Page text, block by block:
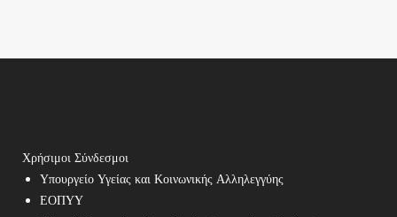
Χρήσιμοι Σύνδεσμοι
Υπουργείο Υγείας και Κοινωνικής Αλληλεγγύης
ΕΟΠΥΥ